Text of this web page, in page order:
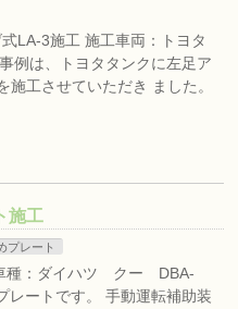
LA-3施工 施工車両：トヨタ
は、トヨタタンクに左足ア
工させていただき ました。
施工
プレート
種：ダイハツ クー DBA-
ートです。 手動運転補助装